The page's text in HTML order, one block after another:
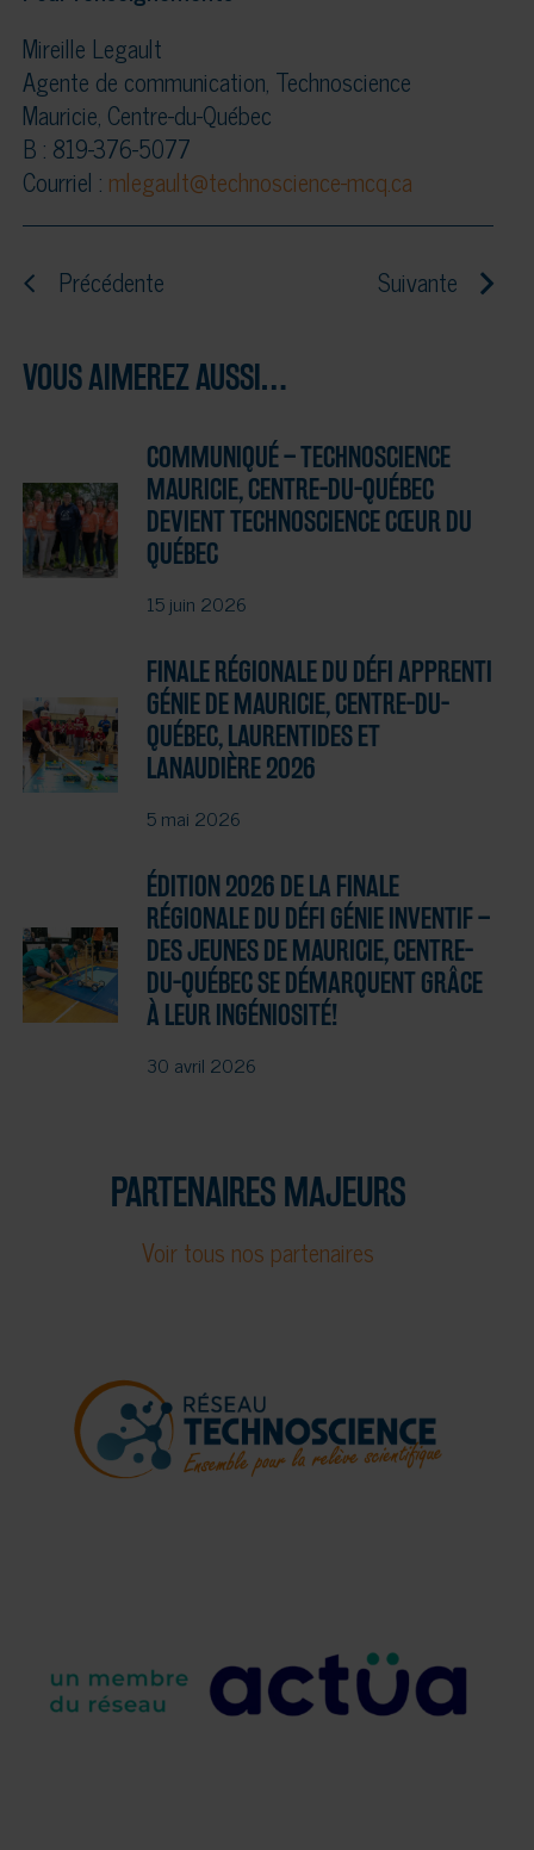
Mireille Legault
Agente de communication, Technoscience
Mauricie, Centre-du-Québec
B : 819-376-5077
Courriel : mlegault@technoscience-mcq.ca
Précédente Suivante
VOUS AIMEREZ AUSSI…
COMMUNIQUÉ – TECHNOSCIENCE
MAURICIE, CENTRE-DU-QUÉBEC
DEVIENT TECHNOSCIENCE CŒUR DU
QUÉBEC
15 juin 2026
FINALE RÉGIONALE DU DÉFI APPRENTI
GÉNIE DE MAURICIE, CENTRE-DU-
QUÉBEC, LAURENTIDES ET
LANAUDIÈRE 2026
5 mai 2026
ÉDITION 2026 DE LA FINALE
RÉGIONALE DU DÉFI GÉNIE INVENTIF –
DES JEUNES DE MAURICIE, CENTRE-
DU-QUÉBEC SE DÉMARQUENT GRÂCE
À LEUR INGÉNIOSITÉ!
30 avril 2026
PARTENAIRES MAJEURS
Voir tous nos partenaires